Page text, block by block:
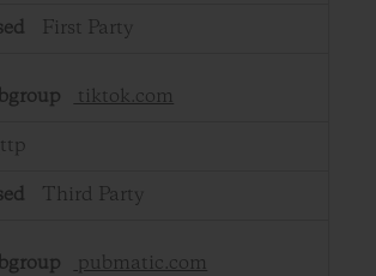
First Party
tiktok.com
_ttp
Third Party
pubmatic.com